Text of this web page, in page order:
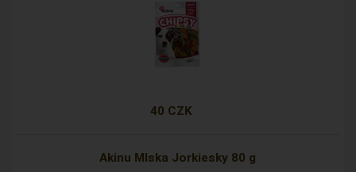
40 CZK
Akinu Mlska Jorkiesky 80 g